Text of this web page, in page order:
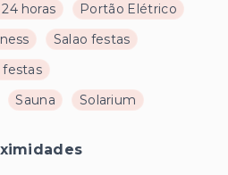
horas
Portão Elétrico
Salao festas
festas
Sauna Solarium